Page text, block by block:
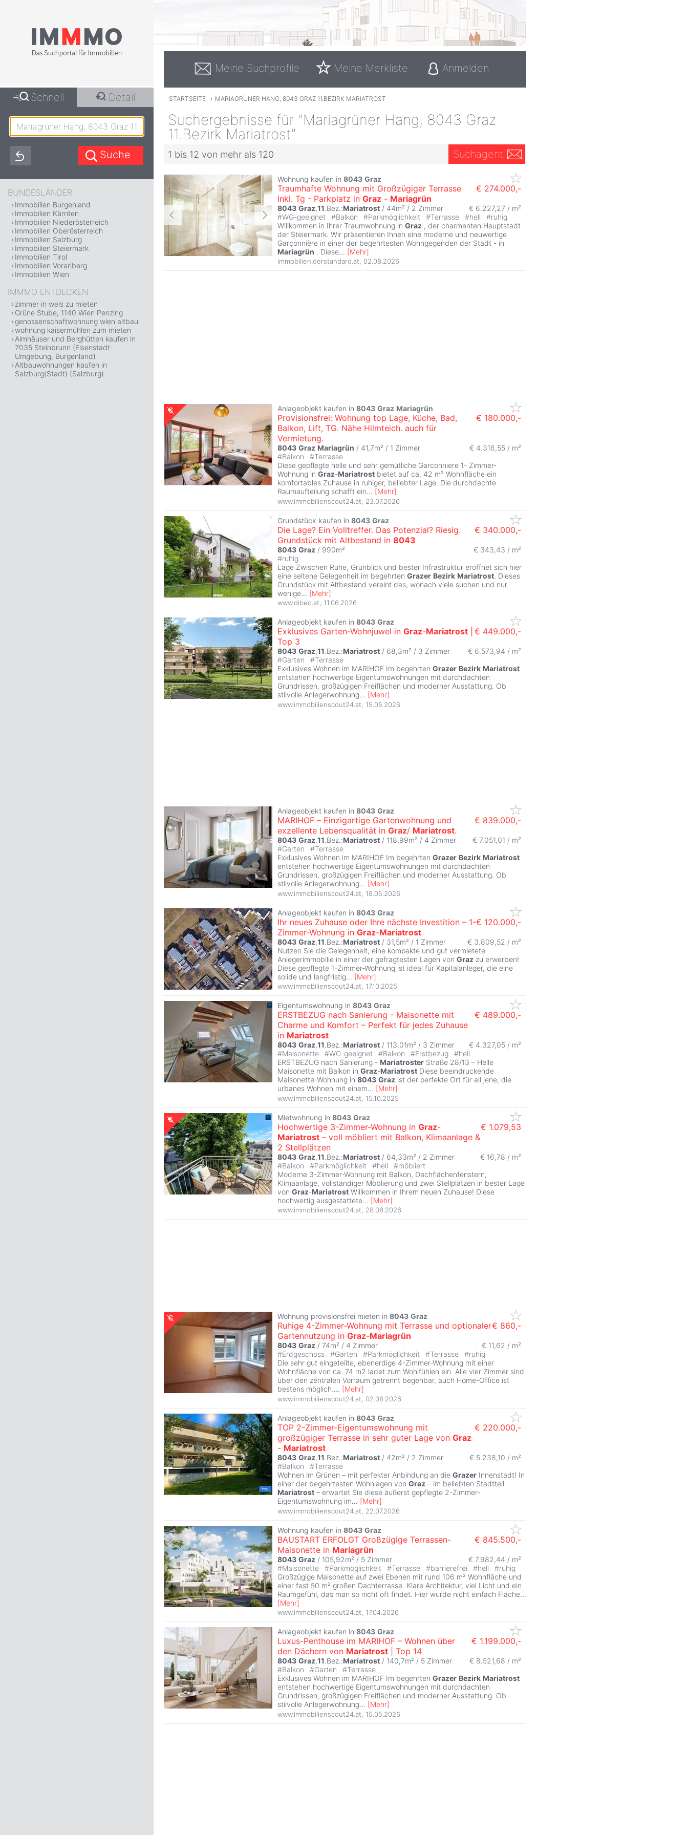
Meine Suchprofile Meine Merkliste Anmelden
STARTSEITE › MARIAGRÜNER HANG, 8043 GRAZ 11.BEZIRK MARIATROST
Suchergebnisse für "Mariagrüner Hang, 8043 Graz
11.Bezirk Mariatrost"
1 bis 12 von mehr als 120 Suchagent
Wohnung kaufen in 8043 Graz
Traumhafte Wohnung mit Großzügiger Terrasse
Inkl. Tg - Parkplatz in Graz - Mariagrün
€ 274.000,-
8043 Graz,11.Bez.:Mariatrost / 44m² / 2 Zimmer € 6.227,27 / m²
#WG-geeignet #Balkon #Parkmöglichkeit #Terrasse #hell #ruhig
Willkommen in Ihrer Traumwohnung in Graz , der charmanten Hauptstadt
der Steiermark. Wir präsentieren Ihnen eine moderne und neuwertige
Garçonnière in einer der begehrtesten Wohngegenden der Stadt - in
Mariagrün . Diese... [Mehr]
immobilien.derstandard.at 02.08.2026
Anlageobjekt kaufen in 8043 Graz Mariagrün
Provisionsfrei: Wohnung top Lage, Küche, Bad,
Balkon, Lift, TG. Nähe Hilmteich. auch für
Vermietung.
€ 180.000,-
8043 Graz Mariagrün / 41,7m² / 1 Zimmer
€ 4.316,55 / m²
#Balkon #Terrasse
Diese gepflegte helle und sehr gemütliche Garconniere 1- Zimmer-
Wohnung in Graz-Mariatrost bietet auf ca. 42 m² Wohnfläche ein
komfortables Zuhause in ruhiger, beliebter Lage. Die durchdachte
Raumaufteilung schafft ein... [Mehr]
www.immobilienscout24.at 23.07.2026
Grundstück kaufen in 8043 Graz
Die Lage? Ein Volltreffer. Das Potenzial? Riesig.
Grundstück mit Altbestand in 8043
€ 340.000,-
8043 Graz / 990m²
€ 343,43 / m²
#ruhig
Lage Zwischen Ruhe, Grünblick und bester Infrastruktur eröffnet sich hier
eine seltene Gelegenheit im begehrten Grazer Bezirk Mariatrost. Dieses
Grundstück mit Altbestand vereint das, wonach viele suchen und nur
wenige... [Mehr]
www.dibeo.at, 11.06.2026
Anlageobjekt kaufen in 8043 Graz
Exklusives Garten-Wohnjuwel in Graz-Mariatrost
Top 3
€ 449.000,-
8043 Graz,11.Bez.:Mariatrost / 68,3m² / 3 Zimmer
€ 6.573,94 / m²
#Garten #Terrasse
Exklusives Wohnen im MARIHOF Im begehrten Grazer Bezirk Mariatrost
entstehen hochwertige Eigentumswohnungen mit durchdachten
Grundrissen, großzügigen Freiflächen und moderner Ausstattung. Ob
stilvolle Anlegerwohnung... [Mehr]
www.immobilienscout24.at 15.05.2026
Anlageobjekt kaufen in 8043 Graz
MARIHOF – Einzigartige Gartenwohnung und
exzellente Lebensqualität in Graz/ Mariatrost.
€ 839.000,-
8043 Graz,11.Bez.:Mariatrost / 118,99m² / 4 Zimmer
€ 7.051,01 / m²
#Garten #Terrasse
Exklusives Wohnen im MARIHOF Im begehrten Grazer Bezirk Mariatrost
entstehen hochwertige Eigentumswohnungen mit durchdachten
Grundrissen, großzügigen Freiflächen und moderner Ausstattung. Ob
stilvolle Anlegerwohnung... [Mehr]
www.immobilienscout24.at 18.05.2026
Anlageobjekt kaufen in 8043 Graz
Ihr neues Zuhause oder Ihre nächste Investition – 1-
Zimmer-Wohnung in Graz-Mariatrost
€ 120.000,-
8043 Graz,11.Bez.:Mariatrost / 31,5m² / 1 Zimmer
€ 3.809,52 / m²
Nutzen Sie die Gelegenheit, eine kompakte und gut vermietete
Anlegerimmobilie in einer der gefragtesten Lagen von Graz zu erwerben!
Diese gepflegte 1-Zimmer-Wohnung ist ideal für Kapitalanleger, die eine
solide und langfristig... [Mehr]
www.immobilienscout24.at 17.10.2025
Eigentumswohnung in 8043 Graz
ERSTBEZUG nach Sanierung - Maisonette mit
Charme und Komfort – Perfekt für jedes Zuhause
in Mariatrost
€ 489.000,-
8043 Graz,11.Bez.:Mariatrost / 113,01m² / 3 Zimmer
€ 4.327,05 / m²
#Maisonette #WG-geeignet #Balkon #Erstbezug #hell
ERSTBEZUG nach Sanierung - Mariatroster Straße 28/13 – Helle
Maisonette mit Balkon in Graz-Mariatrost Diese beeindruckende
Maisonette-Wohnung in 8043 Graz ist der perfekte Ort für all jene, die
urbanes Wohnen mit einem... [Mehr]
www.immobilienscout24.at 15.10.2025
Mietwohnung in 8043 Graz
Hochwertige 3-Zimmer-Wohnung in Graz-
Mariatrost – voll möbliert mit Balkon, Klimaanlage &
2 Stellplätzen
€ 1.079,53
8043 Graz,11.Bez.:Mariatrost / 64,33m² / 2 Zimmer
€ 16,78 / m²
#Balkon #Parkmöglichkeit #hell #möbliert
Moderne 3-Zimmer-Wohnung mit Balkon, Dachflächenfenstern,
Klimaanlage, vollständiger Möblierung und zwei Stellplätzen in bester Lage
von Graz-Mariatrost Willkommen in Ihrem neuen Zuhause! Diese
hochwertig ausgestattete... [Mehr]
www.immobilienscout24.at, 28.06.2026
Wohnung provisionsfrei mieten in 8043 Graz
Ruhige 4-Zimmer-Wohnung mit Terrasse und optionaler
Gartennutzung in Graz-Mariagrün
€ 860,-
8043 Graz / 74m² / 4 Zimmer
€ 11,62 / m²
#Erdgeschoss #Garten #Parkmöglichkeit #Terrasse #ruhig
Die sehr gut eingeteilte, ebenerdige 4-Zimmer-Wohnung mit einer
Wohnfläche von ca. 74 m2 ladet zum Wohlfühlen ein. Alle vier Zimmer sind
über den zentralen Vorraum getrennt begehbar, auch Home-Office ist
bestens möglich.... [Mehr]
www.immobilienscout24.at 02.08.2026
Anlageobjekt kaufen in 8043 Graz
TOP 2-Zimmer-Eigentumswohnung mit
großzügiger Terrasse in sehr guter Lage von Graz
- Mariatrost
€ 220.000,-
8043 Graz,11.Bez.:Mariatrost / 42m² / 2 Zimmer
€ 5.238,10 / m²
#Balkon #Terrasse
Wohnen im Grünen – mit perfekter Anbindung an die Grazer Innenstadt! In
einer der begehrtesten Wohnlagen von Graz – im beliebten Stadtteil
Mariatrost – erwartet Sie diese äußerst gepflegte 2-Zimmer-
Eigentumswohnung im... [Mehr]
www.immobilienscout24.at 22.07.2026
Wohnung kaufen in 8043 Graz
BAUSTART ERFOLGT Großzügige Terrassen-
Maisonette in Mariagrün
€ 845.500,-
8043 Graz / 105,92m² / 5 Zimmer
€ 7.982,44 / m²
#Maisonette #Parkmöglichkeit #Terrasse #barrierefrei #hell #ruhig
Großzügige Maisonette auf zwei Ebenen mit rund 106 m² Wohnfläche und
einer fast 50 m² großen Dachterrasse. Klare Architektur, viel Licht und ein
Raumgefühl, das man so nicht oft findet. Hier wurde nicht einfach Fläche...
[Mehr]
www.immobilienscout24.at 17.04.2026
Anlageobjekt kaufen in 8043 Graz
Luxus-Penthouse im MARIHOF – Wohnen über
den Dächern von Mariatrost | Top 14
€ 1.199.000,-
8043 Graz,11.Bez.:Mariatrost / 140,7m² / 5 Zimmer
€ 8.521,68 / m²
#Balkon #Garten #Terrasse
Exklusives Wohnen im MARIHOF Im begehrten Grazer Bezirk Mariatrost
entstehen hochwertige Eigentumswohnungen mit durchdachten
Grundrissen, großzügigen Freiflächen und moderner Ausstattung. Ob
stilvolle Anlegerwohnung... [Mehr]
www.immobilienscout24.at 15.05.2026
Schnell Detail
BUNDESLÄNDER
Immobilien Burgenland
Immobilien Kärnten
Immobilien Niederösterreich
Immobilien Oberösterreich
Immobilien Salzburg
Immobilien Steiermark
Immobilien Tirol
Immobilien Vorarlberg
Immobilien Wien
IMMMO ENTDECKEN
zimmer in wels zu mieten
Grüne Stube, 1140 Wien Penzing
genossenschaftwohnung wien altbau
wohnung kaisermühlen zum mieten
Almhäuser und Berghütten kaufen in
7035 Steinbrunn (Eisenstadt-
Umgebung, Burgenland)
Altbauwohnungen kaufen in
Salzburg(Stadt) (Salzburg)